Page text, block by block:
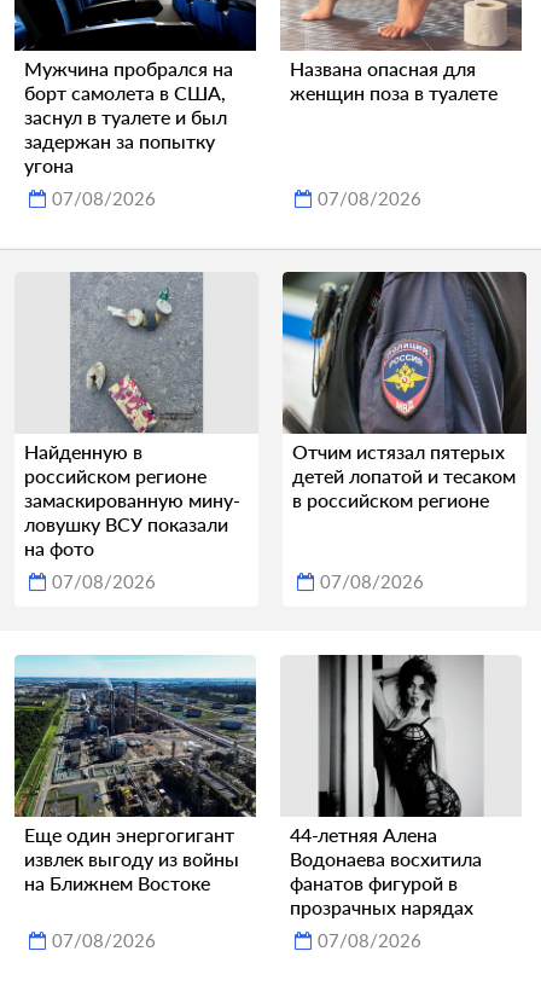
Мужчина пробрался на
борт самолета в США,
заснул в туалете и был
задержан за попытку
угона
07/08/2026
Названа опасная для
женщин поза в туалете
07/08/2026
Найденную в
российском регионе
замаскированную мину-
ловушку ВСУ показали
на фото
07/08/2026
Отчим истязал пятерых
детей лопатой и тесаком
в российском регионе
07/08/2026
Еще один энергогигант
извлек выгоду из войны
на Ближнем Востоке
07/08/2026
44-летняя Алена
Водонаева восхитила
фанатов фигурой в
прозрачных нарядах
07/08/2026